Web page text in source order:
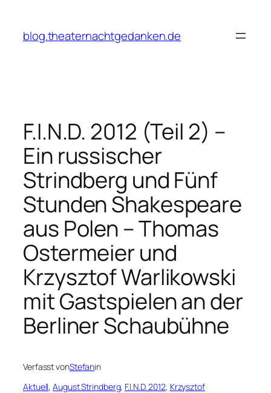
springen
blog.theaternachtgedanken.de
F.I.N.D. 2012 (Teil 2) –
Ein russischer
Strindberg und Fünf
Stunden Shakespeare
aus Polen – Thomas
Ostermeier und
Krzysztof Warlikowski
mit Gastspielen an der
Berliner Schaubühne
Verfasst vonStefanin
Aktuell, August Strindberg, F.I.N.D. 2012, Krzysztof